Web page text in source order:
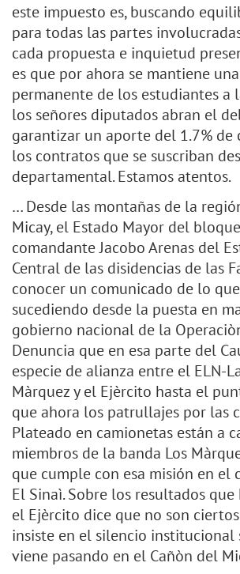
este impuesto es, buscando
para todas las partes
cada propuesta e inquietud
es que por ahora se mantiene
permanente de los estudiantes a
los señores diputados abran el
garantizar un aporte del 1.7% de
los contratos que se suscriban
departamental. Estamos atentos.
… Desde las montañas de la
Micay, el Estado Mayor del
comandante Jacobo Arenas del
Central de las disidencias de las
conocer un comunicado de lo
sucediendo desde la puesta en
gobierno nacional de la
Denuncia que en esa parte del
especie de alianza entre el ELN-
Màrquez y el Ejèrcito hasta el
que ahora los patrullajes por las
Plateado en camionetas están a
miembros de la banda Los
que cumple con esa misión en el
El Sinaì. Sobre los resultados
el Ejèrcito dice que no son
insiste en el silencio institucional
viene pasando en el Cañòn del